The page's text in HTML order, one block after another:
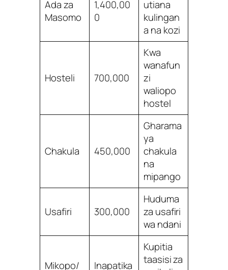
Ada za
Masomo
1,400,00
0
utiana
kulingan
a na kozi
Hosteli 700,000
Kwa
wanafun
zi
waliopo
hostel
Chakula 450,000
Gharama
ya
chakula
na
mipango
Usafiri 300,000
Huduma
za usafiri
wa ndani
Mikopo/ Inapatika
Kupitia
taasisi za